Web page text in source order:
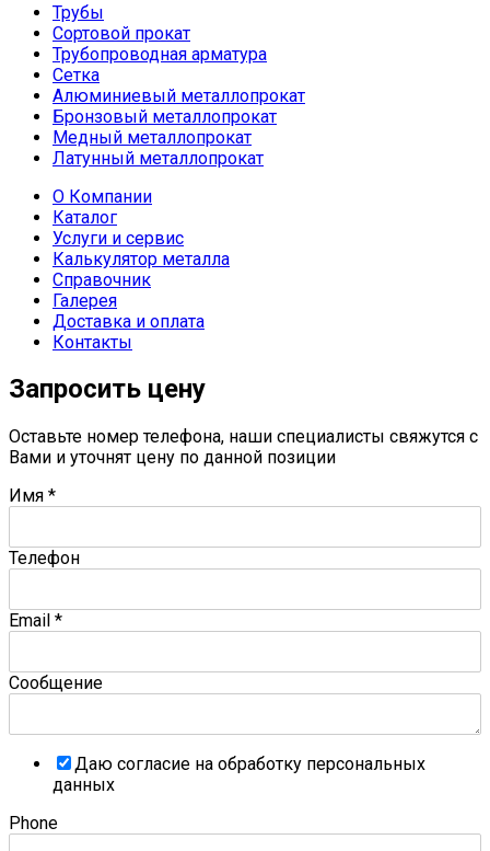
Трубы
Сортовой прокат
Трубопроводная арматура
Сетка
Алюминиевый металлопрокат
Бронзовый металлопрокат
Медный металлопрокат
Латунный металлопрокат
О Компании
Каталог
Услуги и сервис
Калькулятор металла
Справочник
Галерея
Доставка и оплата
Контакты
Запросить цену
Оставьте номер телефона, наши специалисты свяжутся с
Вами и уточнят цену по данной позиции
Имя *
Телефон
Email *
Сообщение
Даю согласие на обработку персональных
данных
Phone